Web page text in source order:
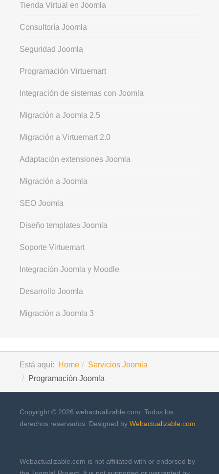
Tienda Virtual en Joomla
Consultoría Joomla
Seguridad Joomla
Programación Virtuemart
Integración de sistemas con Joomla
Migración a Joomla 2.5
Migración a Virtuemart 2.0
Adaptación extensiones Joomla
Migración a Joomla
SEO Joomla
Diseño templates Joomla
Soporte Virtuemart
Integración Joomla y Moodle
Desarrollo Joomla
Migración a Joomla 3
Está aquí: Home
Servicios Joomla
Programación Joomla
Copyright © 2026 webactualizable.com. Todos los
derechos reservados. Designed by Webactualizable.com
Webactualizable.com is not affiliated with or endorsed by